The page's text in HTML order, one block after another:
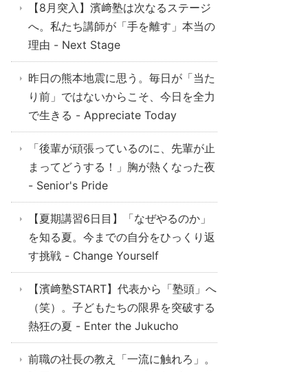
【8月突入】濱﨑塾は次なるステージ
へ。私たち講師が「手を離す」本当の
理由 - Next Stage
昨日の熊本地震に思う。毎日が「当た
り前」ではないからこそ、今日を全力
で生きる - Appreciate Today
「後輩が頑張っているのに、先輩が止
まってどうする！」胸が熱くなった夜
- Senior's Pride
【夏期講習6日目】「なぜやるのか」
を知る夏。今までの自分をひっくり返
す挑戦 - Change Yourself
【濱﨑塾START】代表から「塾頭」へ
（笑）。子どもたちの限界を突破する
熱狂の夏 - Enter the Jukucho
前職の社長の教え「一流に触れろ」。